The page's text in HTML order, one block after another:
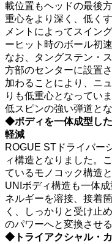
載位置もヘッドの最後方
重心をより深く、低く
メントによってスイン
ーヒット時のボール初
なお、タングステン・
方部のセンターに設置
加わることにより、ニ
りも低重心となってい
低スピンの強い弾道とな
◆ボディを一体成型し
軽減
ROGUE STドライバー
ィ構造となりました。
ているモノコック構造
UNIボディ構造も一体
ネルギーを溶接、接着
く、しっかりと受け止
のパワーへと変換させ
◆トライアクシャル・